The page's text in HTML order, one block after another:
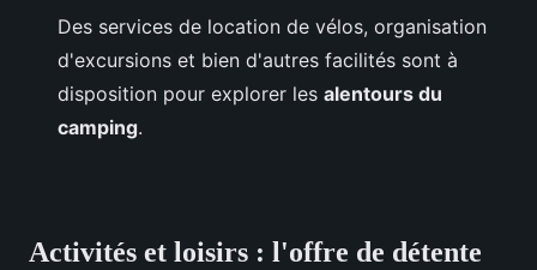
Des services de location de vélos, organisation
d'excursions et bien d'autres facilités sont à
disposition pour explorer les alentours du
camping.
Activités et loisirs : l'offre de détente